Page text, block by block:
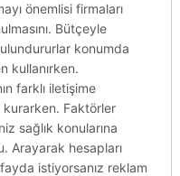
önemlisi firmaları
Bütçeyle
konumda
kullanırken.
farklı iletişime
kurarken. Faktörler
sağlık konularına
Arayarak hesapları
istiyorsanız reklam